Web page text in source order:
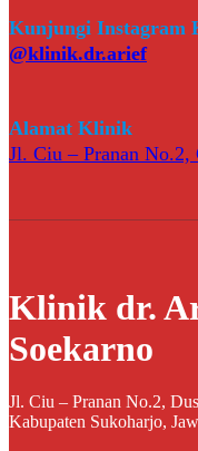
Kunjungi Instagram
@klinik.dr.arief
Alamat Klinik
Jl. Ciu – Pranan
Klinik dr.
Soekarno
Jl. Ciu – Pranan No.2,
Kabupaten Sukoharjo,